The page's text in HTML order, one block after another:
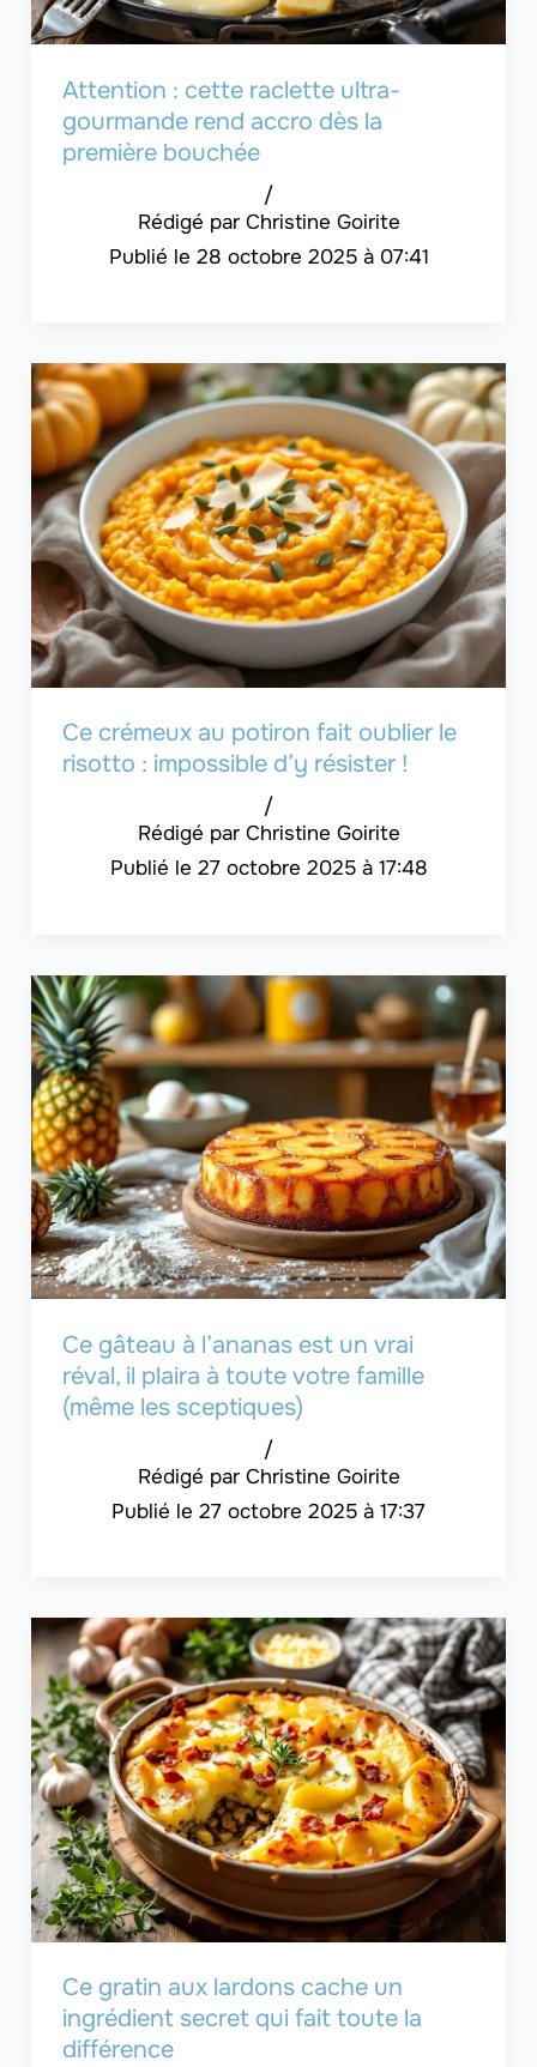
Attention : cette raclette ultra-
gourmande rend accro dès la
première bouchée
Christine Goirite
/
28 octobre 2025 à 07:41
Ce crémeux au potiron fait oublier le
risotto : impossible d’y résister !
Christine Goirite
/
27 octobre 2025 à 17:48
Ce gâteau à l’ananas est un vrai
réval, il plaira à toute votre famille
(même les sceptiques)
Christine Goirite
/
27 octobre 2025 à 17:37
Ce gratin aux lardons cache un
ingrédient secret qui fait toute la
différence